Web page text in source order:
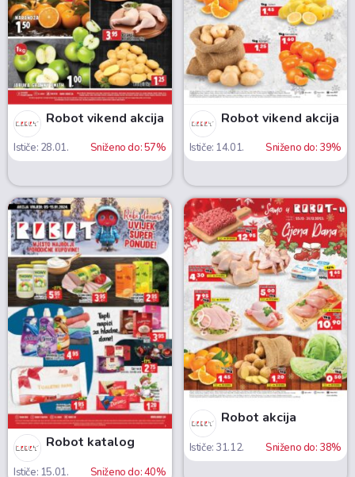
Robot vikend akcija
Ističe: 28.01. Sniženo do: 57%
Robot vikend akcija
Ističe: 14.01. Sniženo do: 39%
Robot katalog
Ističe: 15.01. Sniženo do: 40%
Robot akcija
Ističe: 31.12. Sniženo do: 38%